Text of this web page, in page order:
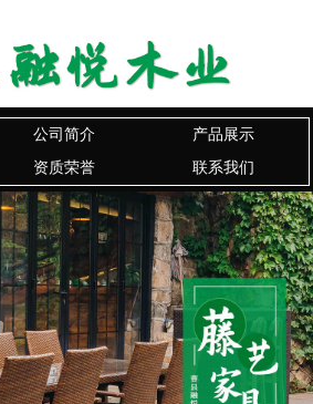
公司简介
产品展示
资质荣誉 联系我们